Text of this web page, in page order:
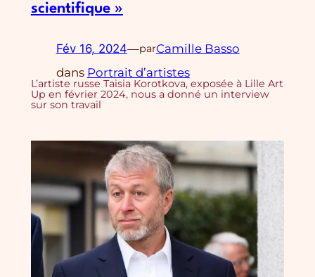
scientifique »
Fév 16, 2024—parCamille Basso
dans Portrait d’artistes
L’artiste russe Taisia Korotkova, exposée à Lille Art
Up en février 2024, nous a donné un interview
sur son travail